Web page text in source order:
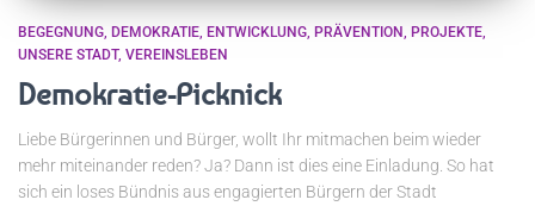
BEGEGNUNG DEMOKRATIE ENTWICKLUNG PRÄVENTION PROJEKTE
UNSERE STADT VEREINSLEBEN
Demokratie-Picknick
Liebe Bürgerinnen und Bürger, wollt Ihr mitmachen beim wieder
mehr miteinander reden? Ja? Dann ist dies eine Einladung. So hat
sich ein loses Bündnis aus engagierten Bürgern der Stadt